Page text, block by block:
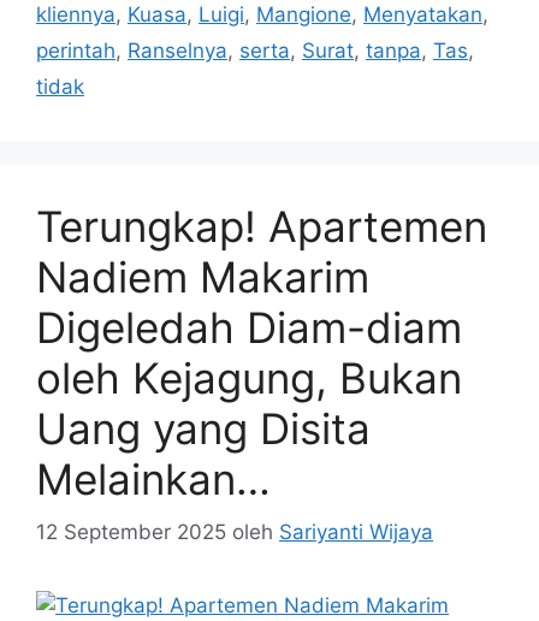
kliennya, Kuasa, Luigi, Mangione, Menyatakan,
perintah, Ranselnya, serta, Surat, tanpa, Tas,
tidak
Terungkap! Apartemen
Nadiem Makarim
Digeledah Diam-diam
oleh Kejagung, Bukan
Uang yang Disita
Melainkan…
12 September 2025 oleh Sariyanti Wijaya